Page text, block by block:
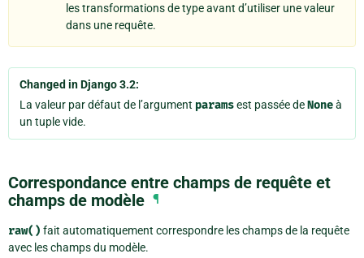
les transformations de type avant d’utiliser une valeur
dans une requête.
Changed in Django 3.2:
La valeur par défaut de l’argument paramsest passée deNoneà
un tuple vide.
Correspondance entre champs de requête et
champs de modèle ¶
raw() fait automatiquement correspondre les champs de la requête
avec les champs du modèle.